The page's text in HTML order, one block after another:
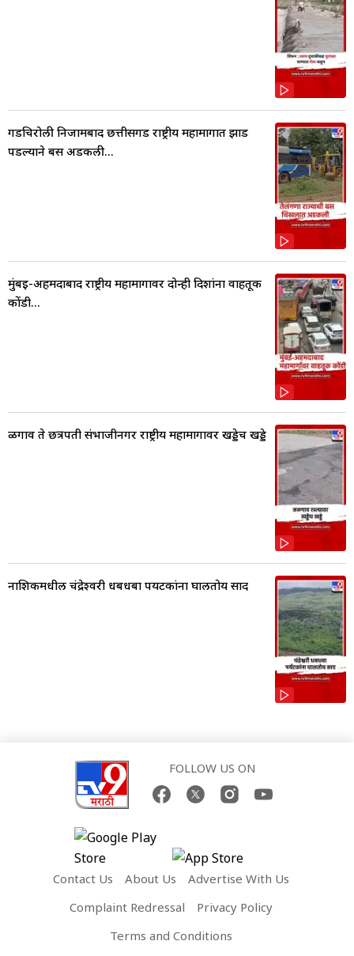
गडचिरोली निजामबाद छत्तीसगड राष्ट्रीय महामार्गात झाड
पडल्याने बस अडकली...
मुंबई-अहमदाबाद राष्ट्रीय महामार्गावर दोन्ही दिशांना वाहतूक
कोंडी...
ळगाव ते छत्रपती संभाजीनगर राष्ट्रीय महामार्गावर खड्डेच खड्डे
नाशिकमधील चंद्रेश्वरी धबधबा पर्यटकांना घालतोय साद
FOLLOW US ON
Contact Us About Us
Advertise With Us
Complaint Redressal
Privacy Policy
Terms and Conditions